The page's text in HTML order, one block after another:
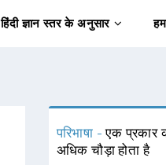
हिंदी ज्ञान स्तर के अनुसार
परिभाषा -एक प्रकार
अधिक चौड़ा होता है